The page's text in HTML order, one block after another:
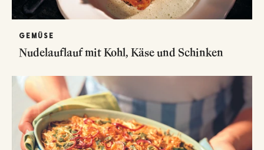
GEMÜSE
Nudelauflauf mit Kohl, Käse und Schinken